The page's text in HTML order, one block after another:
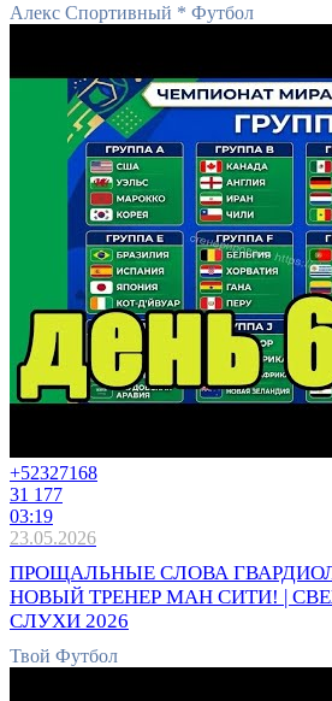
Алекс Спортивный * Футбол
+52327168
31 177
03:19
23.05.2026
ПРОЩАЛЬНЫЕ СЛОВА
НОВЫЙ ТРЕНЕР МАН СИТИ! |
СЛУХИ 2026
Твой Футбол